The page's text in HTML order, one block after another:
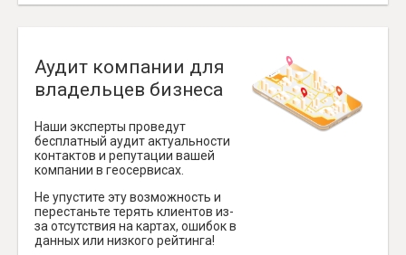
Аудит компании для
владельцев бизнеса
Наши эксперты проведут
бесплатный аудит актуальности
контактов и репутации вашей
компании в геосервисах.
Не упустите эту возможность и
перестаньте терять клиентов из-
за отсутствия на картах, ошибок в
данных или низкого рейтинга!